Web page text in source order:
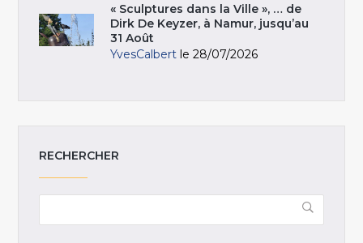
« Sculptures dans la Ville », … de
Dirk De Keyzer, à Namur, jusqu’au
31 Août
YvesCalbert le 28/07/2026
RECHERCHER